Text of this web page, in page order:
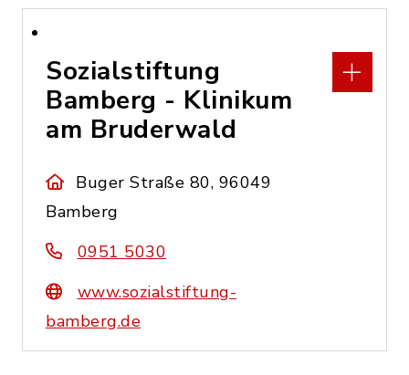
Sozialstiftung
Bamberg - Klinikum
am Bruderwald
Buger Straße 80, 96049
Bamberg
0951 5030
www.sozialstiftung-
bamberg.de